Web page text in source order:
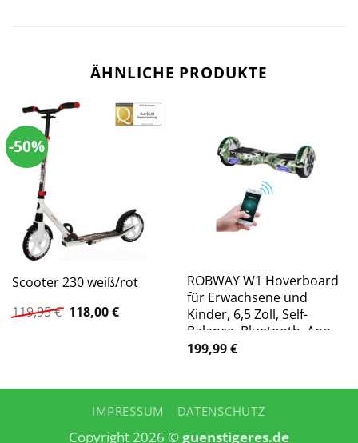
ÄHNLICHE PRODUKTE
-50%
Scooter 230 weiß/rot
119,95€ Ursprünglicher
Preis
118,00€Aktueller
ROBWAY W1 Hoverboard
für Erwachsene und
Kinder, 6,5 Zoll, Self-
Balance, Bluetooth, App,
700 Watt, LEDs
199,99€
IMPRESSUM DATENSCHUTZ
Copyright 2026 ©guenstigeres.de